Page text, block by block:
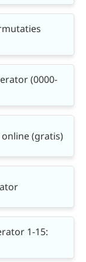
(0000-
(gratis)
1-15: